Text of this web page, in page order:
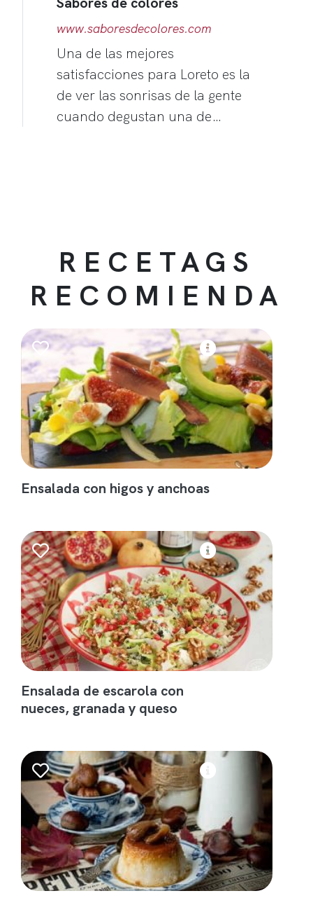
www.saboresdecolores.com
Una de las mejores
satisfacciones para Loreto es la
de ver las sonrisas de la gente
cuando degustan una de…
RECETAGS
RECOMIENDA
Ensalada con higos y anchoas
Ensalada de escarola con
nueces, granada y queso